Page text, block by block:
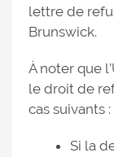
lettre de
Brunswick.
À noter que
le droit de
cas suivants :
Si la